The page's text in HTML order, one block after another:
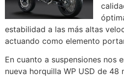
estabilidad a las más altas
actuando como elemento
En cuanto a suspensiones nos
nueva horquilla WP USD de 48